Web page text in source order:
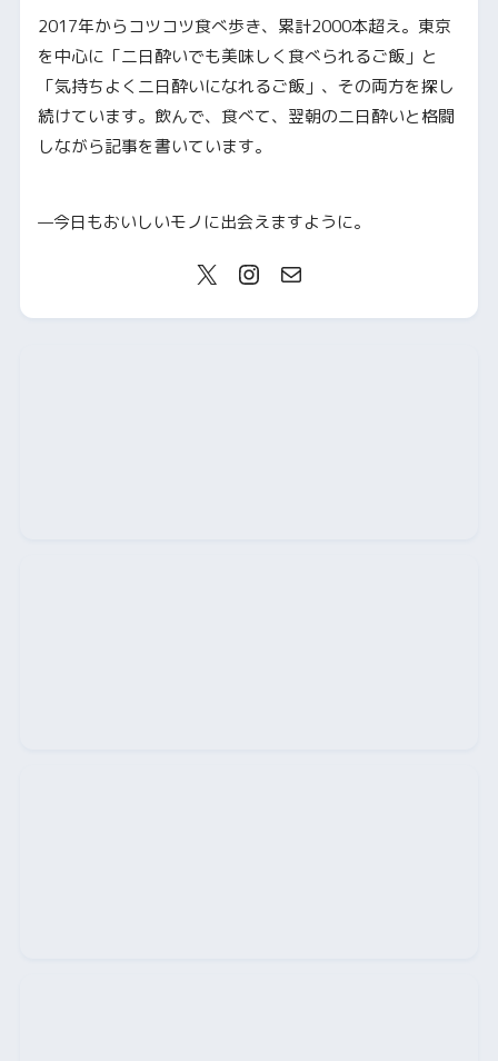
2017年からコツコツ食べ歩き、累計2000本超え。東京
を中心に「二日酔いでも美味しく食べられるご飯」と
「気持ちよく二日酔いになれるご飯」、その両方を探し
続けています。飲んで、食べて、翌朝の二日酔いと格闘
しながら記事を書いています。
—今日もおいしいモノに出会えますように。